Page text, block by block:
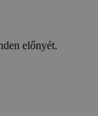
előnyét.